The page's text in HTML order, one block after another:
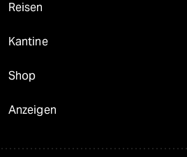
Reisen
Kantine
Shop
Anzeigen